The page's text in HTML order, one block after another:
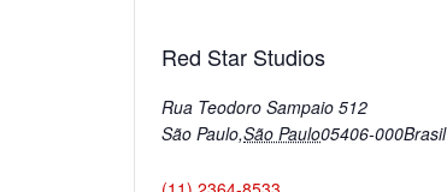
Red Star Studios
Rua Teodoro Sampaio 512
São Paulo,São Paulo05406-000Brasil